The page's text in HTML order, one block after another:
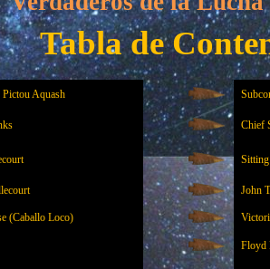
Tabla de
Aquash
Chief
John
(Caballo Loco)
Floyd